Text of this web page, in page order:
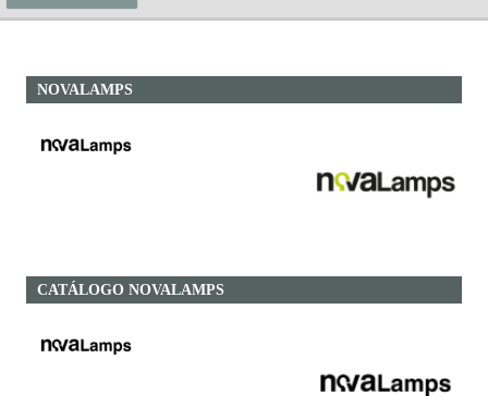
NOVALAMPS
ver más
CATÁLOGO NOVALAMPS